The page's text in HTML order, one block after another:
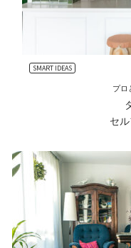
SMART IDEAS
プロ
セ